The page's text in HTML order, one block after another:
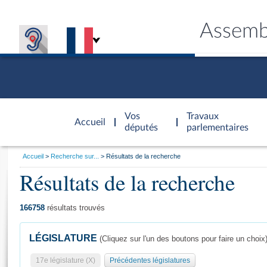
Accueil
d'accueil
Vos
députés
Travaux
parlementaires
Général
Vous
Accueil Recherche sur... Résultats de la recherche
Résultats de la recherche
166758 résultats trouvés
LÉGISLATURE (Cliquez sur l'un des boutons pour faire un choix)
17e législature (X) Précédentes législatures